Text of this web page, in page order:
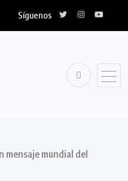
Síguenos
mensaje mundial del